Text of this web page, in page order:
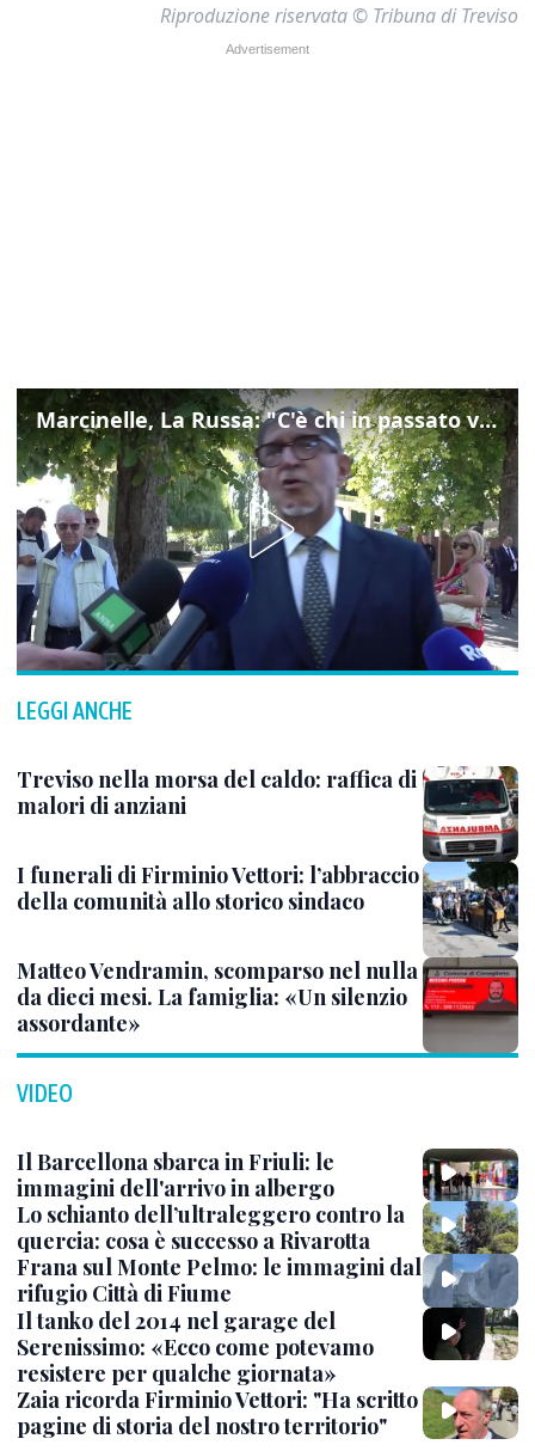
Riproduzione riservata © Tribuna di Treviso
Marcinelle, La Russa: "C'è chi in passato voltava le spalle a Marcinelle"
LEGGI ANCHE
Treviso nella morsa del caldo: raffica di
malori di anziani
I funerali di Firminio Vettori: l’abbraccio
della comunità allo storico sindaco
Matteo Vendramin, scomparso nel nulla
da dieci mesi. La famiglia: «Un silenzio
assordante»
VIDEO
Il Barcellona sbarca in Friuli: le
immagini dell'arrivo in albergo
Lo schianto dell’ultraleggero contro la
quercia: cosa è successo a Rivarotta
Frana sul Monte Pelmo: le immagini dal
rifugio Città di Fiume
Il tanko del 2014 nel garage del
Serenissimo: «Ecco come potevamo
resistere per qualche giornata»
Zaia ricorda Firminio Vettori: "Ha scritto
pagine di storia del nostro territorio"